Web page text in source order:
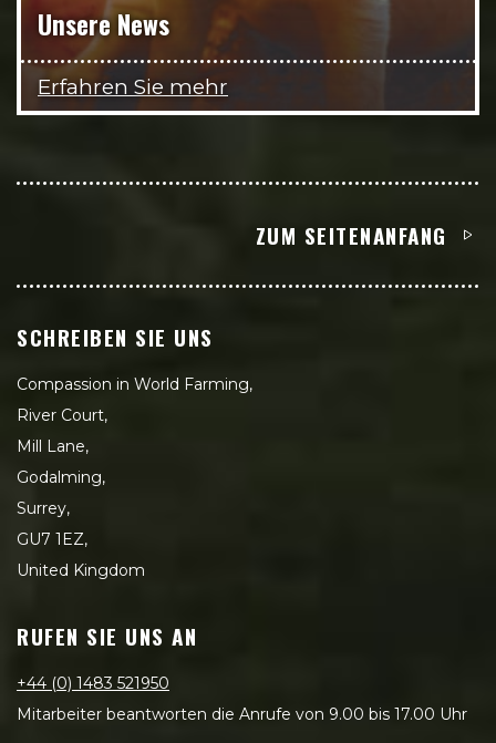
Unsere News
Erfahren Sie mehr
ZUM SEITENANFANG
SCHREIBEN SIE UNS
Compassion in World Farming,
River Court,
Mill Lane,
Godalming,
Surrey,
GU7 1EZ,
United Kingdom
RUFEN SIE UNS AN
+44 (0) 1483 521950
Mitarbeiter beantworten die Anrufe von 9.00 bis 17.00 Uhr